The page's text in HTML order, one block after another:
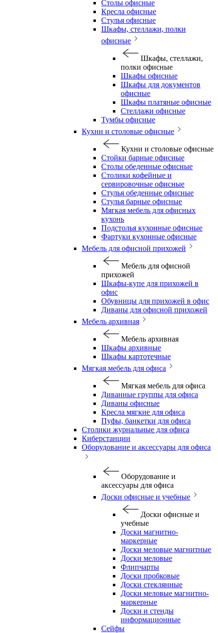
Столы офисные
Кресла офисные
Стулья офисные
Шкафы, стеллажи, полки
офисные
Шкафы, стеллажи,
полки офисные
Шкафы офисные
Шкафы для документов
офисные
Шкафы платяные офисные
Стеллажи офисные
Тумбы офисные
Кухни и столовые офисные
Кухни и столовые офисные
Стойки барные офисные
Столы обеденные офисные
Столики кофейные и
сервировочные офисные
Стулья обеденные офисные
Стулья барные офисные
Мягкая мебель для офисных
кухонь
Подстолья кухонные офисные
Фартуки кухонные офисные
Мебель для офисной прихожей
Мебель для офисной
прихожей
Шкафы-купе для прихожей в
офис
Обувницы для прихожей в офис
Диваны для офисной прихожей
Мебель архивная
Мебель архивная
Шкафы архивные
Шкафы картотечные
Мягкая мебель для офиса
Мягкая мебель для офиса
Диванные группы для офиса
Диваны офисные
Кресла мягкие для офиса
Пуфы, банкетки для офиса
Столики журнальные для офиса
Киберстанции
Оборудование и аксессуары для офиса
Оборудование и
аксессуары для офиса
Доски офисные и учебные
Доски офисные и
учебные
Доски магнитно-
маркерные
Доски меловые магнитные
Доски меловые
Флипчарты
Доски пробковые
Доски стеклянные
Доски меловые магнитно-
маркерные
Доски и стенды
информационные
Сейфы